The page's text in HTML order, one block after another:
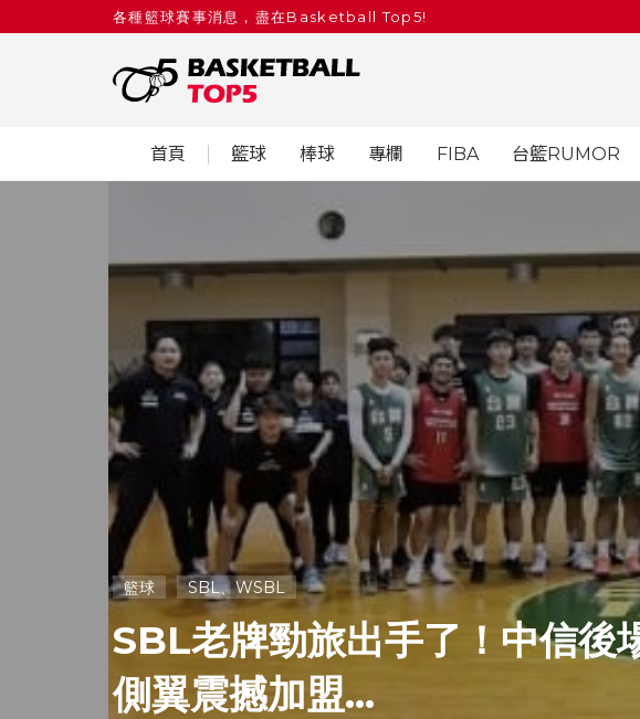
各種籃球賽事消息，盡在Basketball Top5!
首頁 籃球 棒球 專欄 FIBA 台籃RUMOR
籃球 SBL、WSBL
SBL老牌勁旅出手了！中信後
側翼震撼加盟...